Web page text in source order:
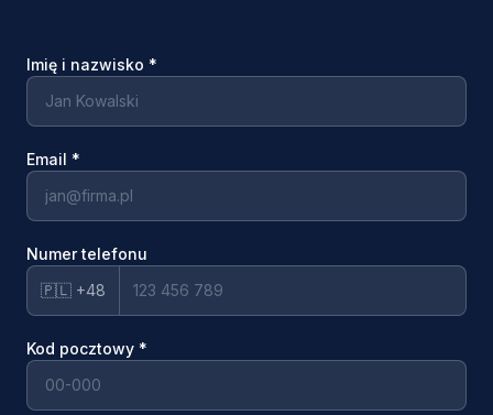
Imię i nazwisko *
Email *
Numer telefonu
🇵🇱 +48
Kod pocztowy *